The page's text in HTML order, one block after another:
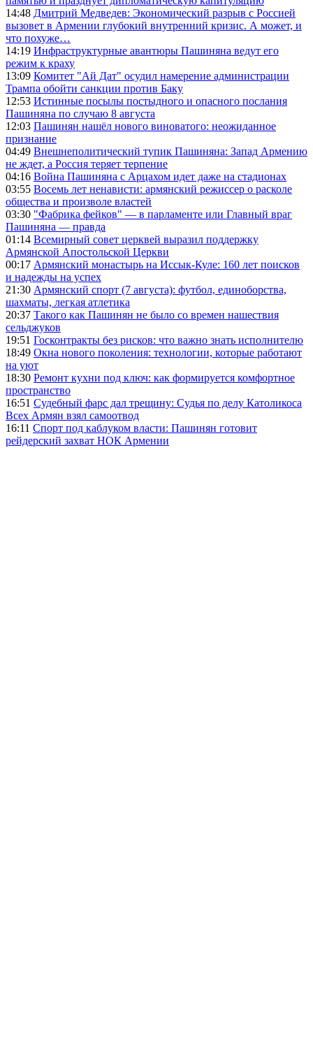
14:48 Дмитрий Медведев: Экономический разрыв с Россией
вызовет в Армении глубокий внутренний кризис. А может, и
что похуже…
14:19 Инфраструктурные авантюры Пашиняна ведут его
режим к краху
13:09 Комитет "Ай Дат" осудил намерение администрации
Трампа обойти санкции против Баку
12:53 Истинные посылы постыдного и опасного послания
Пашиняна по случаю 8 августа
12:03 Пашинян нашёл нового виноватого: неожиданное
признание
04:49 Внешнеполитический тупик Пашиняна: Запад Армению
не ждет, а Россия теряет терпение
04:16 Война Пашиняна с Арцахом идет даже на стадионах
03:55 Восемь лет ненависти: армянский режиссер о расколе
общества и произволе властей
03:30 "Фабрика фейков" — в парламенте или Главный враг
Пашиняна — правда
01:14 Всемирный совет церквей выразил поддержку
Армянской Апостольской Церкви
00:17 Армянский монастырь на Иссык-Куле: 160 лет поисков
и надежды на успех
21:30 Армянский спорт (7 августа): футбол, единоборства,
шахматы, легкая атлетика
20:37 Такого как Пашинян не было со времен нашествия
сельджуков
19:51 Госконтракты без рисков: что важно знать исполнителю
18:49 Окна нового поколения: технологии, которые работают
на уют
18:30 Ремонт кухни под ключ: как формируется комфортное
пространство
16:51 Судебный фарс дал трещину: Судья по делу Католикоса
Всех Армян взял самоотвод
16:11 Спорт под каблуком власти: Пашинян готовит
рейдерский захват НОК Армении